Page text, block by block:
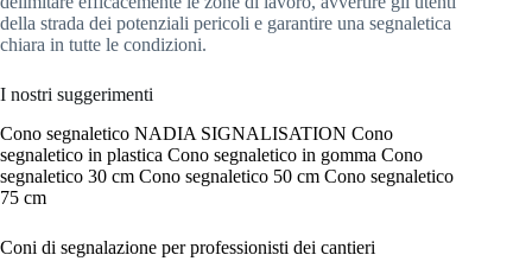
della strada dei potenziali pericoli e garantire una segnaletica
chiara in tutte le condizioni.
I nostri suggerimenti
Cono segnaletico NADIA SIGNALISATION Cono
segnaletico in plastica Cono segnaletico in gomma Cono
segnaletico 30 cm Cono segnaletico 50 cm Cono segnaletico
75 cm
Coni di segnalazione per professionisti dei cantieri